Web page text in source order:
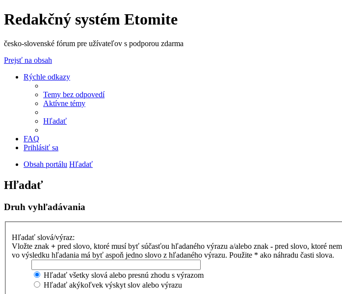
Redakčný systém Etomite
česko-slovenské fórum pre užívateľov s podporou zdarma
Prejsť na obsah
Rýchle odkazy
Temy bez odpovedí
Aktívne témy
Hľadať
FAQ
Prihlásiť sa
Obsah portálu Hľadať
Hľadať
Druh vyhľadávania
Hľadať slová/výraz:
Vložte znak + pred slovo, ktoré musí byť súčasťou hľadaného výrazu a/alebo znak - pred slovo, ktoré
vo výsledku hľadania má byť aspoň jedno slovo z hľadaného výrazu. Použite * ako náhradu časti slova.
Hľadať všetky slová alebo presnú zhodu s výrazom
Hľadať akýkoľvek výskyt slov alebo výrazu